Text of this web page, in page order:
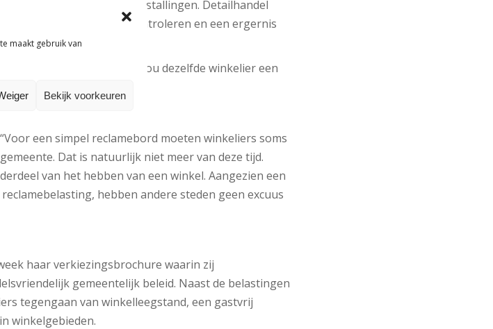
maakt gebruik van
Bekijk voorkeuren
lichtbakken, luifels en uitstallingen. Detailhandel
tijdrovend om te controleren en een ergernis
euro aan ozb. In Texel zou dezelfde winkelier een
een simpel reclamebord moeten winkeliers soms
Dat is natuurlijk niet meer van deze tijd.
van het hebben van een winkel. Aangezien een
hebben andere steden geen excuus
haar verkiezingsbrochure waarin zij
gemeentelijk beleid. Naast de belastingen
tegengaan van winkelleegstand, een gastvrij
winkelgebieden.